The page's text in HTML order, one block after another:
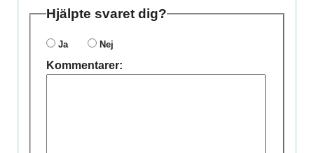
Hjälpte svaret dig?
Ja Nej
Kommentarer: